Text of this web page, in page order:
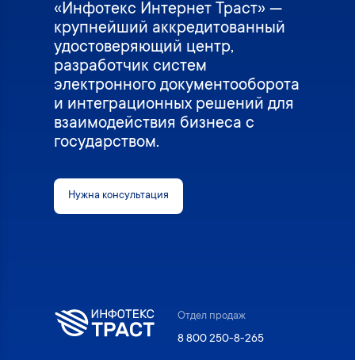
«Инфотекс Интернет Траст» —
крупнейший аккредитованный
удостоверяющий центр,
разработчик систем
электронного документооборота
и интеграционных решений для
взаимодействия бизнеса с
государством.
Нужна консультация
Отдел продаж
8 800 250-8-265